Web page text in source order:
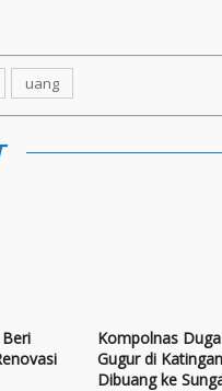
uang
Kompolnas
Gugur di
Dibuang ke